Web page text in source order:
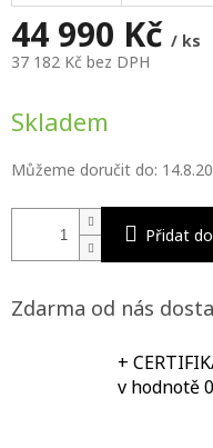
44 990 Kč / ks
37 182 Kč bez DPH
cena:
Skladem
Můžeme doručit do:
Přidat
Zdarma od nás
+
v hodnotě